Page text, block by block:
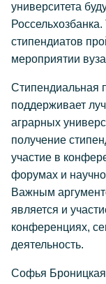
университета
стипендиатов
мероприятии
Стипендиальная
поддерживает
аграрных
получение
участие в
форумах и
Важным
является и
конференциях,
деятельность.
Софья Броницкая